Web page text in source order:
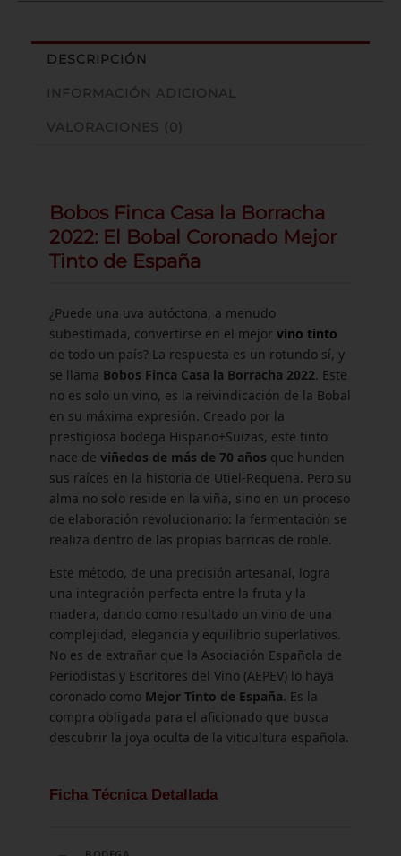
DESCRIPCIÓN
INFORMACIÓN ADICIONAL
VALORACIONES (0)
Bobos Finca Casa la Borracha
2022: El Bobal Coronado Mejor
Tinto de España
¿Puede una uva autóctona, a menudo
subestimada, convertirse en el mejor vino tinto
de todo un país? La respuesta es un rotundo sí, y
se llama Bobos Finca Casa la Borracha 2022. Este
no es solo un vino, es la reivindicación de la Bobal
en su máxima expresión. Creado por la
prestigiosa bodega Hispano+Suizas, este tinto
nace de viñedos de más de 70 años que hunden
sus raíces en la historia de Utiel-Requena. Pero su
alma no solo reside en la viña, sino en un proceso
de elaboración revolucionario: la fermentación se
realiza dentro de las propias barricas de roble.
Este método, de una precisión artesanal, logra
una integración perfecta entre la fruta y la
madera, dando como resultado un vino de una
complejidad, elegancia y equilibrio superlativos.
No es de extrañar que la Asociación Española de
Periodistas y Escritores del Vino (AEPEV) lo haya
coronado como Mejor Tinto de España. Es la
compra obligada para el aficionado que busca
descubrir la joya oculta de la viticultura española.
Ficha Técnica Detallada